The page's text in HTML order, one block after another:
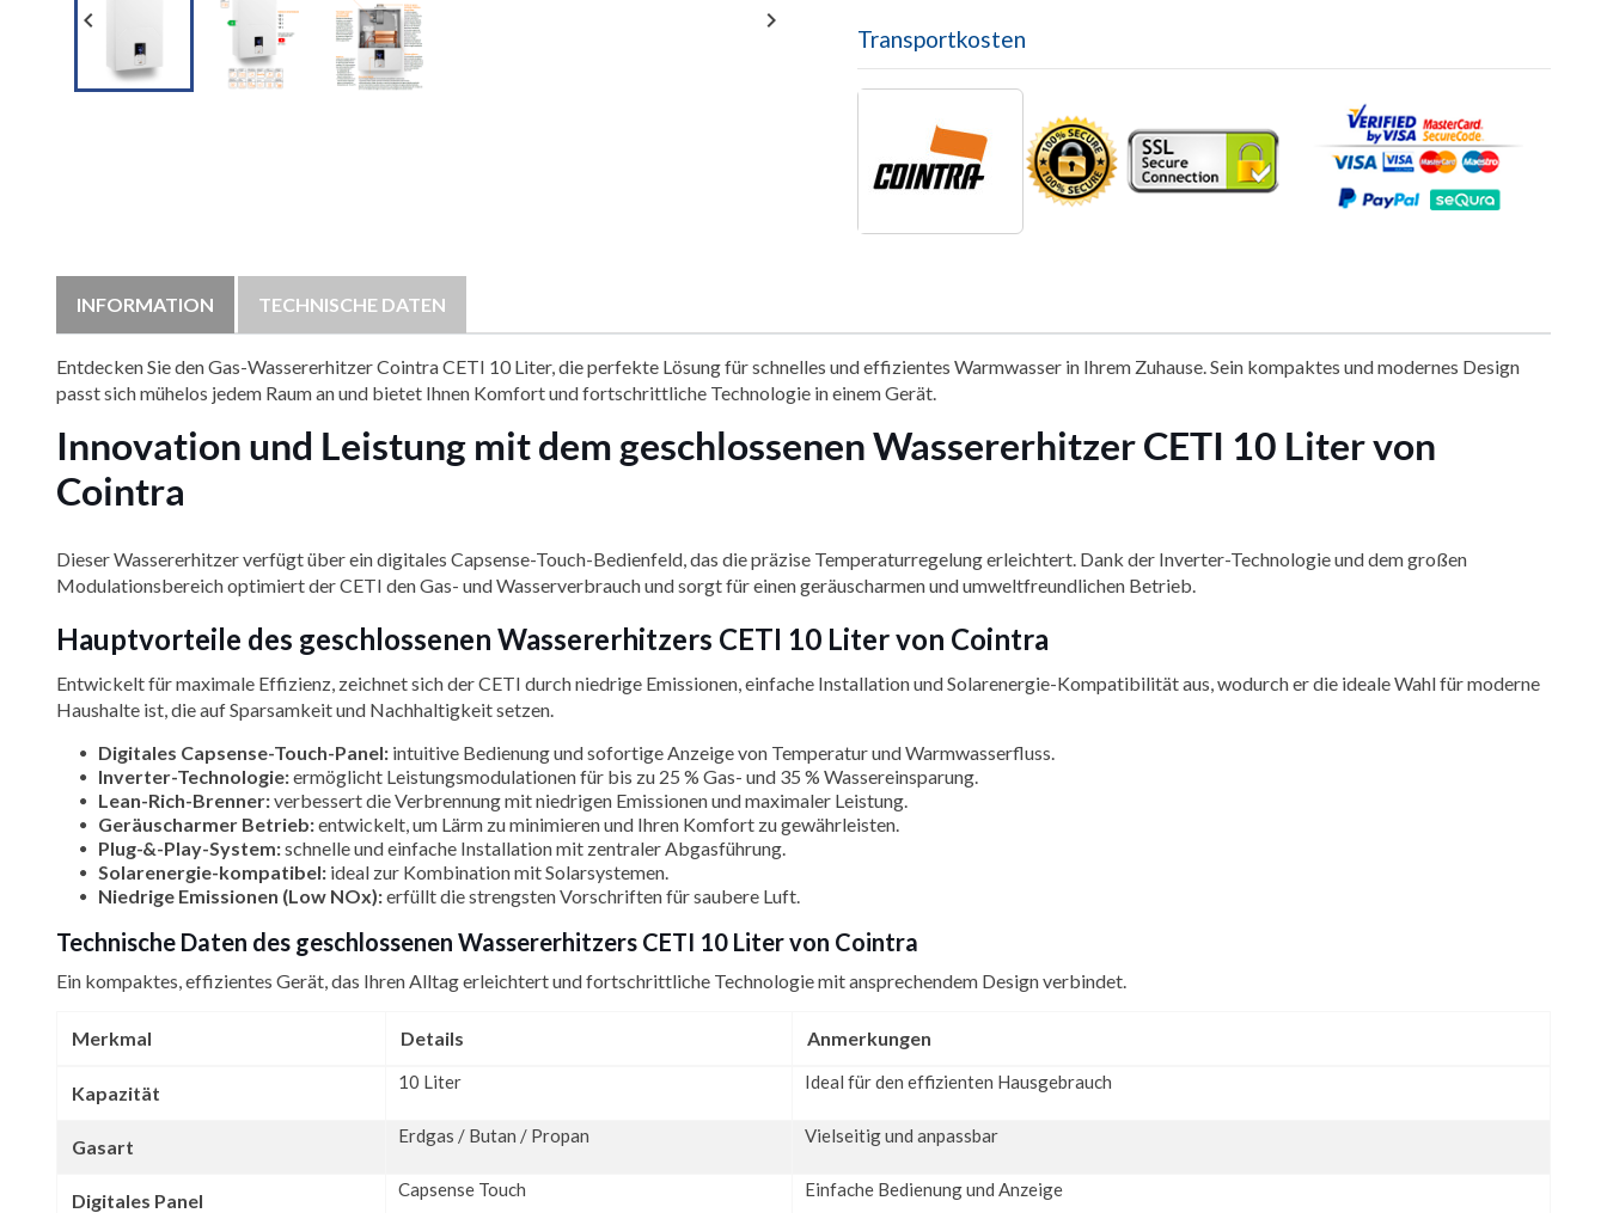
 
Transportkosten
INFORMATION TECHNISCHE DATEN
Entdecken Sie den Gas-Wassererhitzer Cointra CETI 10 Liter, die perfekte Lösung für schnelles und effizientes Warmwasser in Ihrem Zuhause. Sein kompaktes und modernes Design
passt sich mühelos jedem Raum an und bietet Ihnen Komfort und fortschrittliche Technologie in einem Gerät.
Innovation und Leistung mit dem geschlossenen Wassererhitzer CETI 10 Liter von
Cointra
Dieser Wassererhitzer verfügt über ein digitales Capsense-Touch-Bedienfeld, das die präzise Temperaturregelung erleichtert. Dank der Inverter-Technologie und dem großen
Modulationsbereich optimiert der CETI den Gas- und Wasserverbrauch und sorgt für einen geräuscharmen und umweltfreundlichen Betrieb.
Hauptvorteile des geschlossenen Wassererhitzers CETI 10 Liter von Cointra
Entwickelt für maximale Effizienz, zeichnet sich der CETI durch niedrige Emissionen, einfache Installation und Solarenergie-Kompatibilität aus, wodurch er die ideale Wahl für moderne
Haushalte ist, die auf Sparsamkeit und Nachhaltigkeit setzen.
Digitales Capsense-Touch-Panel: intuitive Bedienung und sofortige Anzeige von Temperatur und Warmwasserfluss.
Inverter-Technologie:ermöglicht Leistungsmodulationen für bis zu 25 % Gas- und 35 % Wassereinsparung.
Lean-Rich-Brenner:verbessert die Verbrennung mit niedrigen Emissionen und maximaler Leistung.
Geräuscharmer Betrieb:entwickelt, um Lärm zu minimieren und Ihren Komfort zu gewährleisten.
Plug-&-Play-System:schnelle und einfache Installation mit zentraler Abgasführung.
Solarenergie-kompatibel: ideal zur Kombination mit Solarsystemen.
Niedrige Emissionen (Low NOx):erfüllt die strengsten Vorschriften für saubere Luft.
Technische Daten des geschlossenen Wassererhitzers CETI 10 Liter von Cointra
Ein kompaktes, effizientes Gerät, das Ihren Alltag erleichtert und fortschrittliche Technologie mit ansprechendem Design verbindet.
Merkmal Details Anmerkungen
Kapazität 10 Liter Ideal für den effizienten Hausgebrauch
Gasart Erdgas / Butan / Propan Vielseitig und anpassbar
Digitales Panel Capsense Touch Einfache Bedienung und Anzeige